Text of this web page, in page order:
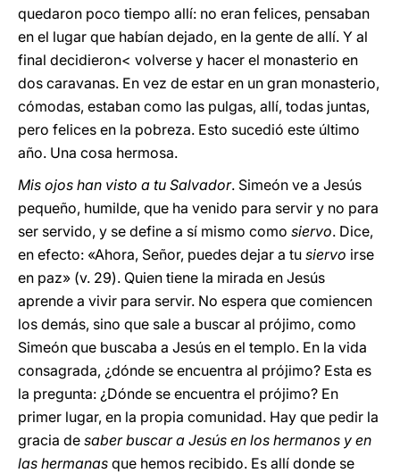
quedaron poco tiempo allí: no eran felices, pensaban
en el lugar que habían dejado, en la gente de allí. Y al
final decidieron< volverse y hacer el monasterio en
dos caravanas. En vez de estar en un gran monasterio,
cómodas, estaban como las pulgas, allí, todas juntas,
pero felices en la pobreza. Esto sucedió este último
año. Una cosa hermosa.
Mis ojos han visto a tu Salvador. Simeón ve a Jesús
pequeño, humilde, que ha venido para servir y no para
ser servido, y se define a sí mismo como siervo. Dice,
en efecto: «Ahora, Señor, puedes dejar a tu siervo irse
en paz» (v. 29). Quien tiene la mirada en Jesús
aprende a vivir para servir. No espera que comiencen
los demás, sino que sale a buscar al prójimo, como
Simeón que buscaba a Jesús en el templo. En la vida
consagrada, ¿dónde se encuentra al prójimo? Esta es
la pregunta: ¿Dónde se encuentra el prójimo? En
primer lugar, en la propia comunidad. Hay que pedir la
gracia de saber buscar a Jesús en los hermanos y en
las hermanas que hemos recibido. Es allí donde se